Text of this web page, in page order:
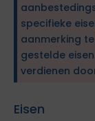
specifieke
aanmerking
gestelde
verdienen
Eisen